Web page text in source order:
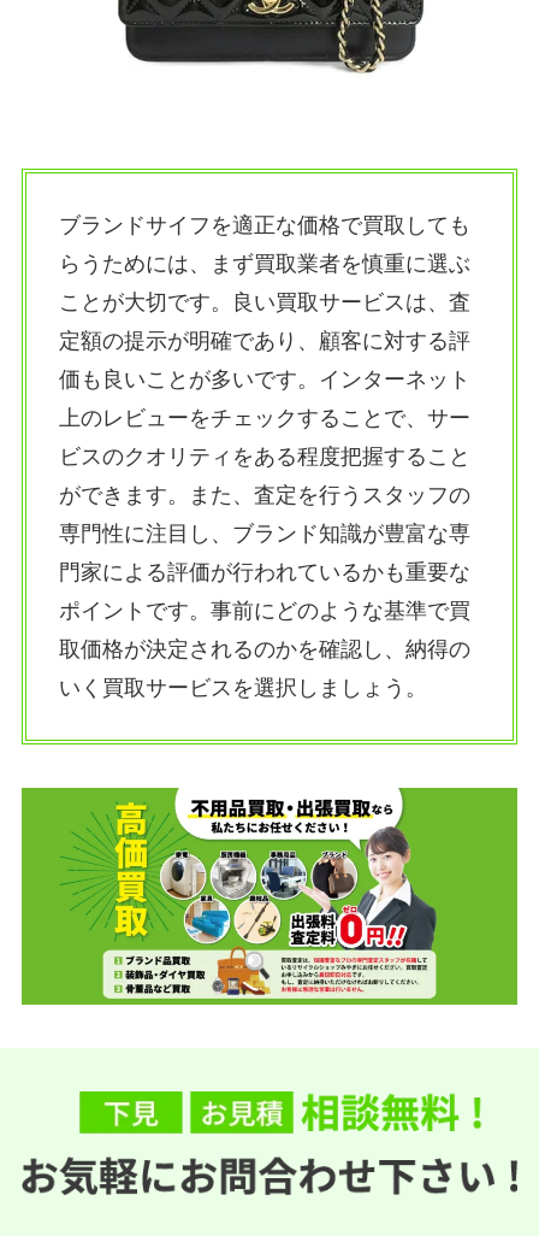
ブランドサイフを適正な価格で買取しても
らうためには、まず買取業者を慎重に選ぶ
ことが大切です。良い買取サービスは、査
定額の提示が明確であり、顧客に対する評
価も良いことが多いです。インターネット
上のレビューをチェックすることで、サー
ビスのクオリティをある程度把握すること
ができます。また、査定を行うスタッフの
専門性に注目し、ブランド知識が豊富な専
門家による評価が行われているかも重要な
ポイントです。事前にどのような基準で買
取価格が決定されるのかを確認し、納得の
いく買取サービスを選択しましょう。